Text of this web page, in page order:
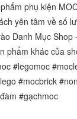
phụ kiện
yên tâm về số
Danh Mục Shop
phẩm khác của
#legomoc
#mocbrick
#gạchmoc